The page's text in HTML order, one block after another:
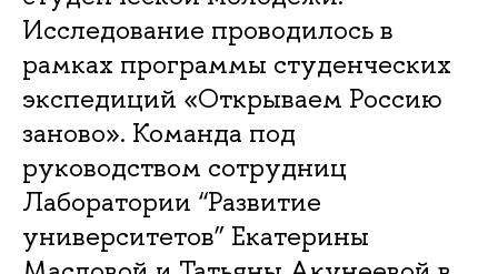
Исследование проводилось в
рамках программы студенческих
экспедиций «Открываем Россию
заново». Команда под
руководством сотрудниц
Лаборатории “Развитие
университетов” Екатерины